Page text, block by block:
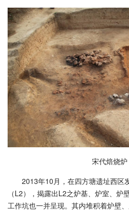
宋代焙烧炉
2013年10月，在四方塘遗址西区
（L2），揭露出L2之炉基、炉室、炉
工作坑也一并呈现。其内堆积着炉壁